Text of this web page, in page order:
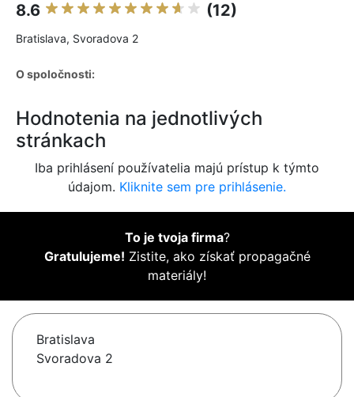
8.6 (12)
Bratislava, Svoradova 2
O spoločnosti:
Hodnotenia na jednotlivých
stránkach
Iba prihlásení používatelia majú prístup k týmto
údajom. Kliknite sem pre prihlásenie.
To je tvoja firma?
Gratulujeme! Zistite, ako získať propagačné
materiály!
Bratislava
Svoradova 2